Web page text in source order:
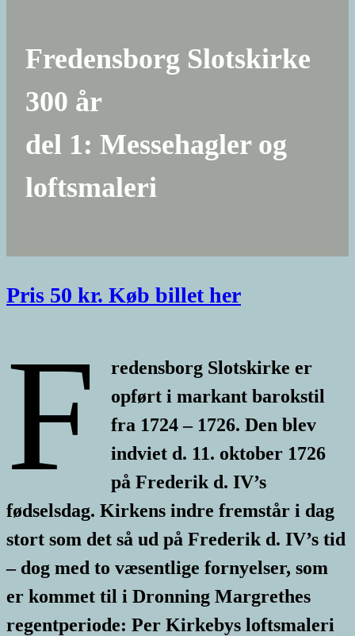
Fredensborg Slotskirke
300 år
del 1: Messehagler og
loftsmaleri
Pris 50 kr. Køb billet her
F
redensborg Slotskirke er
opført i markant barokstil
fra 1724 – 1726. Den blev
indviet d. 11. oktober 1726
på Frederik d. IV’s
fødselsdag. Kirkens indre fremstår i dag
stort som det så ud på Frederik d. IV’s tid
– dog med to væsentlige fornyelser, som
er kommet til i Dronning Margrethes
regentperiode: Per Kirkebys loftsmaleri